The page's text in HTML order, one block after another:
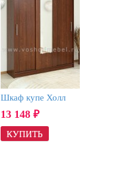
Шкаф купе Холл
13 148 ₽